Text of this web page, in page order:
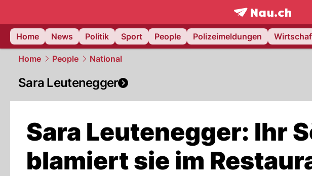
frontpage.NAU.ch
Home
News Politik Sport People Polizeimeldungen
Home People National
Sara Leutenegger
Sara Leutenegger: Ihr
blamiert sie im